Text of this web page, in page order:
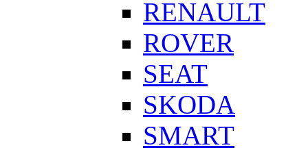
RENAULT
ROVER
SEAT
SKODA
SMART